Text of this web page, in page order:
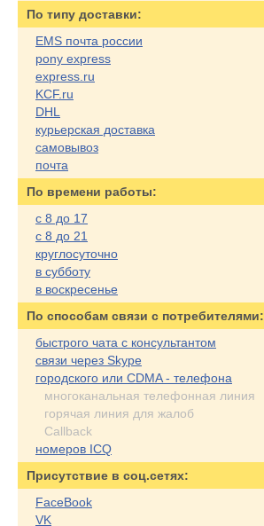
По типу доставки:
EMS почта россии
pony express
express.ru
KCF.ru
DHL
курьерская доставка
самовывоз
почта
По времени работы:
с 8 до 17
с 8 до 21
круглосуточно
в субботу
в воскресенье
По cпособам связи с потребителями:
быстрого чата с консультантом
связи через Skype
городского или CDMA - телефона
многоканальная телефонная линия
горячая линия для жалоб
Callback
номеров ICQ
Присутствие в соц.сетях:
FaceBook
VK